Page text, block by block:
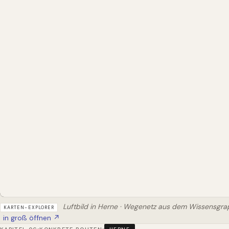
KARTEN-EXPLORER
Luftbild in Herne · Wegenetz aus dem
in groß öffnen ↗